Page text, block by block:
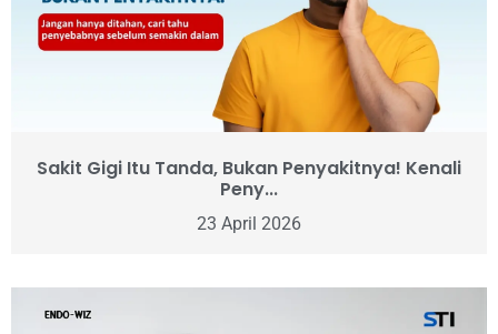
Sakit Gigi Itu Tanda, Bukan Penyakitnya! Kenali
Peny...
23 April 2026